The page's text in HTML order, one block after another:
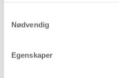
Nødvendig
Egenskaper
Inneholdet som var i
miljø som øker dine
Bemerk:En applikator/tube